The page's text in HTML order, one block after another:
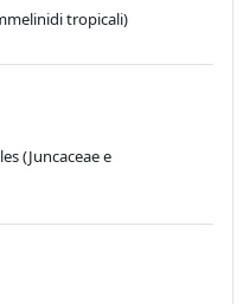
tropicali)
(Juncaceae e